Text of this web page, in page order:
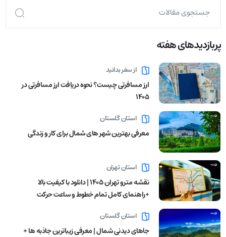
پربازدید‌های هفته
از سفر بدانید
ارز مسافرتی چیست؟ نحوه دریافت ارز مسافرتی در
1405
استان گلستان
معرفی بهترین شهر های شمال برای کار و زندگی
استان تهران
نقشه مترو تهران ۱۴۰۵ | دانلود با کیفیت بالا
+راهنمای کامل تمام خطوط و ساعت حرکت
استان گلستان
جاهای دیدنی شمال | معرفی زیباترین جاذبه ها +